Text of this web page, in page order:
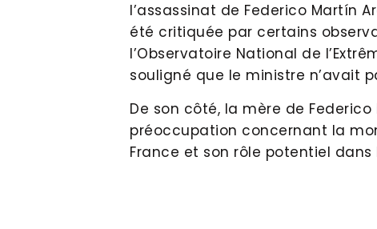
l’assassinat de Federico Martín
été critiquée par certains
l’Observatoire National de
souligné que le ministre n’avait
De son côté, la mère de
préoccupation concernant la
France et son rôle potentiel